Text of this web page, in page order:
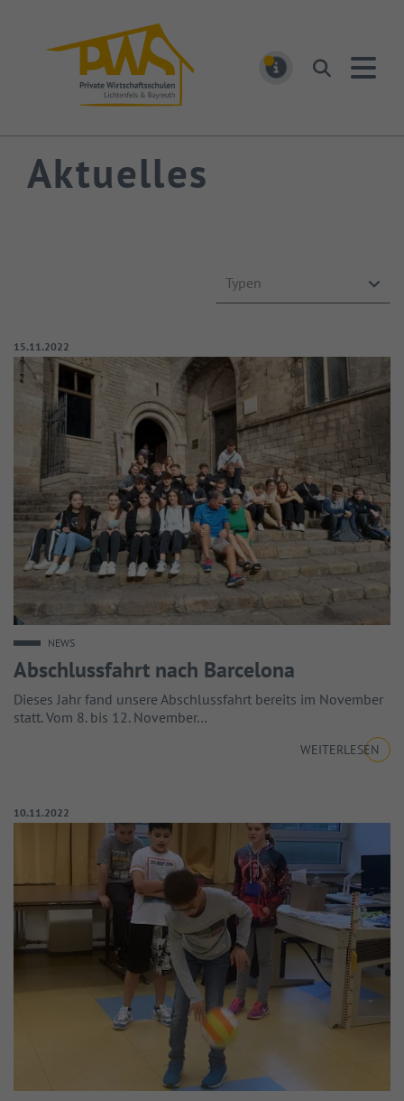
Suchen
Aktuelles
Typen
Veröffentlicht am:
15.11.2022
Abschlussfahrt nach Barcelona
NEWS
Dieses Jahr fand unsere Abschlussfahrt bereits im November
statt. Vom 8. bis 12. November…
WEITERLESEN
Veröffentlicht am:
10.11.2022